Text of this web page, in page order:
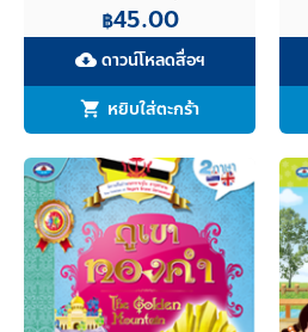
฿45.00
cloud_downloadดาวน์โหลดสื่อฯ
หยิบใส่ตะกร้า